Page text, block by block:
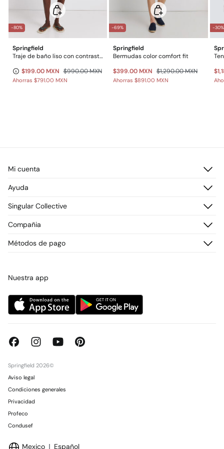
-80%
Springfield
Traje de baño liso con contrastes
$199.00 MXN $990.00 MXN
Ahorras $791.00 MXN
-69%
Springfield
Bermudas color comfort fit
$399.00 MXN $1,290.00 MXN
Ahorras$891.00 MXN
-30%
Mi cuenta
Registrarme
Direcciones de envío
Ayuda
Preguntas frecuentes
Envío
Promociones vigentes
Singular Collective
¡Únete!
Compañia
Tiendas
Métodos de pago
Nuestra app
Springfield 2026©
Aviso legal
Condiciones generales
Privacidad
Profeco
Condusef
Mexico Español